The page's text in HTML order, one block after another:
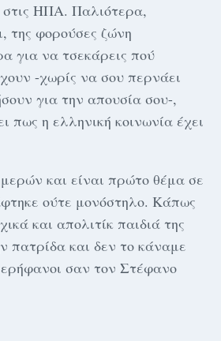
στις ΗΠΑ. Παλιότερα,
της φορούσες ζώνη
για να τσεκάρεις πού
-χωρίς να σου περνάει
για την απουσία σου-,
η ελληνική κοινωνία έχει
και είναι πρώτο θέμα σε
ούτε μονόστηλο. Κάπως
και απολιτίκ παιδιά της
πατρίδα και δεν το κάναμε
σαν τον Στέφανο